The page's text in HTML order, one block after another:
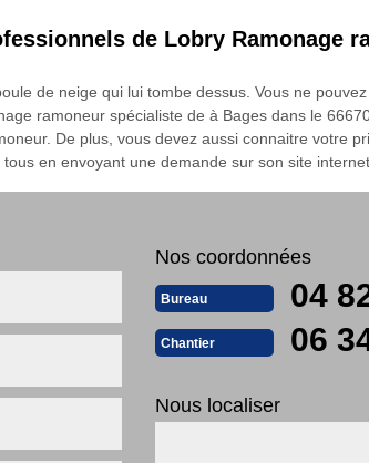
de Lobry Ramonage
de neige qui lui tombe dessus. Vous ne
ramoneur spécialiste de à Bages dans le
De plus, vous devez aussi connaitre votre
en envoyant une demande sur son site
Nos coordonnées
Bureau 04
Chantier 06
Nous localiser